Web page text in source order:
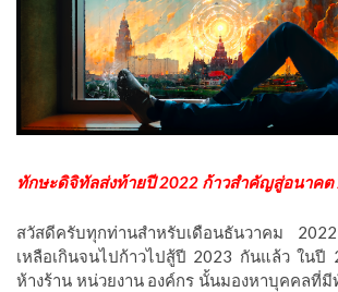
ทักษะดิจิทัลส่งท้ายปี 2022 ก้าวสำคัญสู่อนาคต
สวัสดีครับทุกท่านสำหรับเดือนธันวาคม 2022
เหลือเกินจนไปก้าวไปสู้ปี 2023 กันแล้ว ในปี
ห้างร้าน หน่วยงาน องค์กร นั้นมองหาบุคคลที่